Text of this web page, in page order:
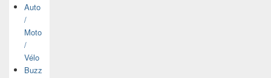
Auto
/
Moto
/
Vélo
Buzz